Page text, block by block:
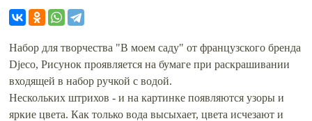
Набор для творчества "В моем саду" от французского бренда
Djeco, Рисунок проявляется на бумаге при раскрашивании
входящей в набор ручкой с водой.
Нескольких штрихов - и на картинке появляются узоры и
яркие цвета. Как только вода высыхает, цвета исчезают и